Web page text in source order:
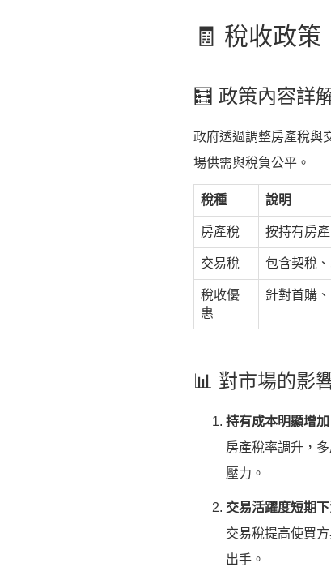
🧾 稅收政
🧮 政策內容詳
政府透過調整房產稅與
場供需與稅負公平。
稅種 說明
房產稅 按持有房
交易稅 包含契稅
稅收優
惠
針對首購
📊 對市場的影
持有成本明顯增加
房產稅率調升，
壓力。
交易活躍度短期
交易稅提高使買
出手。